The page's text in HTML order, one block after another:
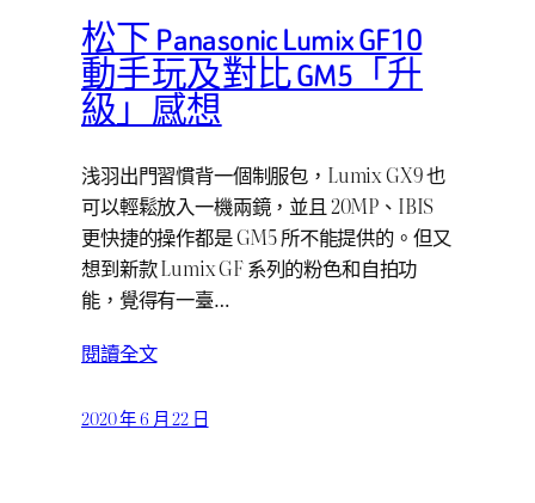
松下 Panasonic Lumix GF10
動手玩及對比 GM5「升
級」感想
浅羽出門習慣背一個制服包，Lumix GX9 也
可以輕鬆放入一機兩鏡，並且 20MP、IBIS
更快捷的操作都是 GM5 所不能提供的。但又
想到新款 Lumix GF 系列的粉色和自拍功
能，覺得有一臺…
閱讀全文
2020 年 6 月 22 日